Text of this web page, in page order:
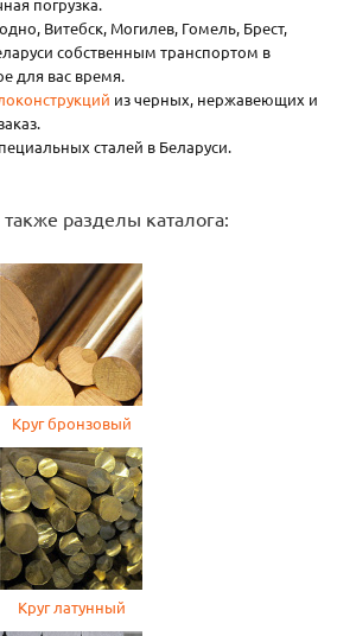
Витебск, Могилев, Гомель, Брест,
собственным транспортом в
для вас время.
из черных, нержавеющих и
сталей в Беларуси.
разделы каталога:
Круг бронзовый
Круг латунный